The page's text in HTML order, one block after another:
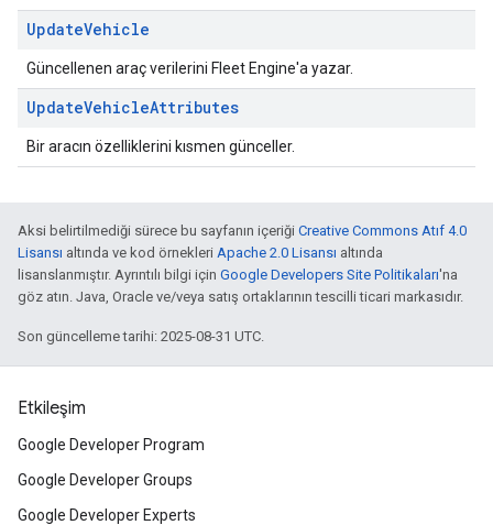
UpdateVehicle
Güncellenen araç verilerini Fleet Engine'a yazar.
UpdateVehicleAttributes
Bir aracın özelliklerini kısmen günceller.
Aksi belirtilmediği sürece bu sayfanın içeriği Creative Commons Atıf 4.0
Lisansı altında ve kod örnekleri Apache 2.0 Lisansı altında
lisanslanmıştır. Ayrıntılı bilgi için Google Developers Site Politikaları'na
göz atın. Java, Oracle ve/veya satış ortaklarının tescilli ticari markasıdır.
Son güncelleme tarihi: 2025-08-31 UTC.
Etkileşim
Google Developer Program
Google Developer Groups
Google Developer Experts